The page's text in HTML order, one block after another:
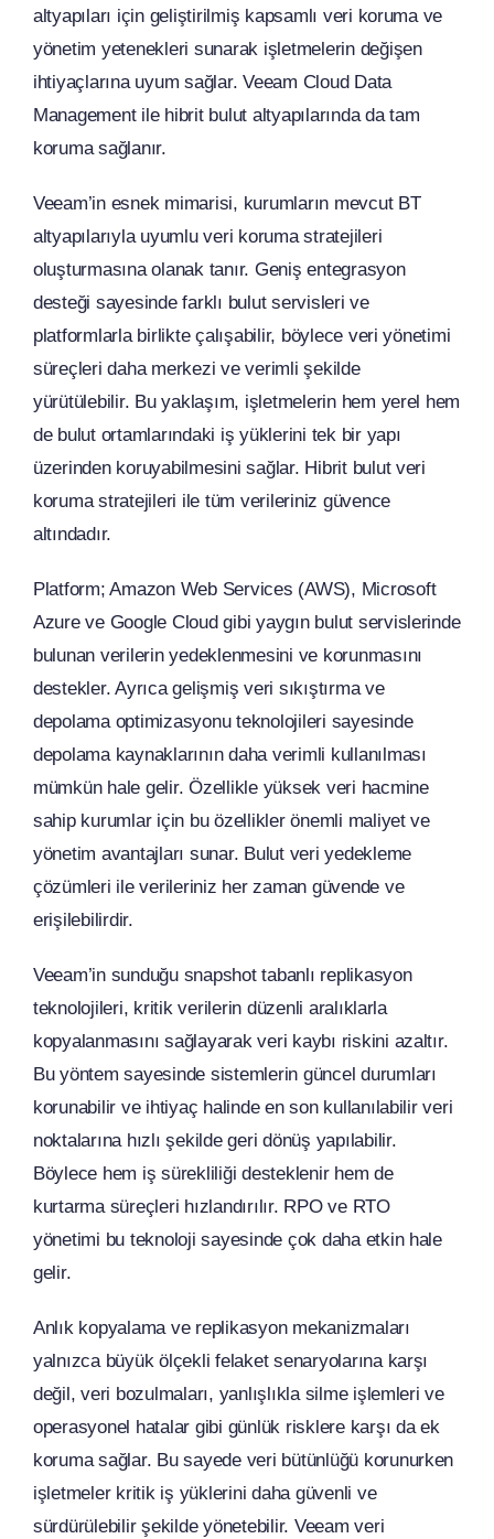
altyapıları için geliştirilmiş kapsamlı veri koruma ve
yönetim yetenekleri sunarak işletmelerin değişen
ihtiyaçlarına uyum sağlar. Veeam Cloud Data
Management ile hibrit bulut altyapılarında da tam
koruma sağlanır.
Veeam’in esnek mimarisi, kurumların mevcut BT
altyapılarıyla uyumlu veri koruma stratejileri
oluşturmasına olanak tanır. Geniş entegrasyon
desteği sayesinde farklı bulut servisleri ve
platformlarla birlikte çalışabilir, böylece veri yönetimi
süreçleri daha merkezi ve verimli şekilde
yürütülebilir. Bu yaklaşım, işletmelerin hem yerel hem
de bulut ortamlarındaki iş yüklerini tek bir yapı
üzerinden koruyabilmesini sağlar. Hibrit bulut veri
koruma stratejileri ile tüm verileriniz güvence
altındadır.
Platform; Amazon Web Services (AWS), Microsoft
Azure ve Google Cloud gibi yaygın bulut servislerinde
bulunan verilerin yedeklenmesini ve korunmasını
destekler. Ayrıca gelişmiş veri sıkıştırma ve
depolama optimizasyonu teknolojileri sayesinde
depolama kaynaklarının daha verimli kullanılması
mümkün hale gelir. Özellikle yüksek veri hacmine
sahip kurumlar için bu özellikler önemli maliyet ve
yönetim avantajları sunar. Bulut veri yedekleme
çözümleri ile verileriniz her zaman güvende ve
erişilebilirdir.
Veeam’in sunduğu snapshot tabanlı replikasyon
teknolojileri, kritik verilerin düzenli aralıklarla
kopyalanmasını sağlayarak veri kaybı riskini azaltır.
Bu yöntem sayesinde sistemlerin güncel durumları
korunabilir ve ihtiyaç halinde en son kullanılabilir veri
noktalarına hızlı şekilde geri dönüş yapılabilir.
Böylece hem iş sürekliliği desteklenir hem de
kurtarma süreçleri hızlandırılır. RPO ve RTO
yönetimi bu teknoloji sayesinde çok daha etkin hale
gelir.
Anlık kopyalama ve replikasyon mekanizmaları
yalnızca büyük ölçekli felaket senaryolarına karşı
değil, veri bozulmaları, yanlışlıkla silme işlemleri ve
operasyonel hatalar gibi günlük risklere karşı da ek
koruma sağlar. Bu sayede veri bütünlüğü korunurken
işletmeler kritik iş yüklerini daha güvenli ve
sürdürülebilir şekilde yönetebilir. Veeam veri